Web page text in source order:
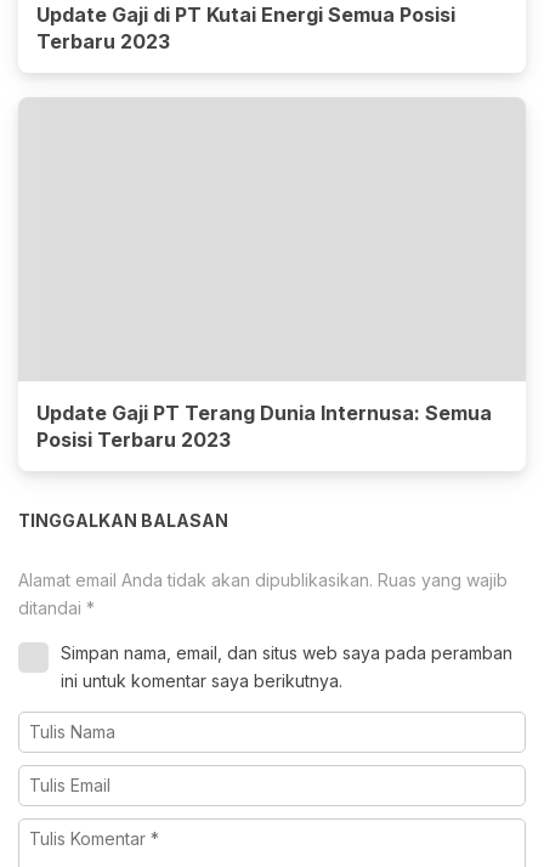
Update Gaji di PT Kutai Energi Semua Posisi
Terbaru 2023
Update Gaji PT Terang Dunia Internusa: Semua
Posisi Terbaru 2023
TINGGALKAN BALASAN
Alamat email Anda tidak akan dipublikasikan. Ruas yang wajib
ditandai *
Simpan nama, email, dan situs web saya pada peramban
ini untuk komentar saya berikutnya.